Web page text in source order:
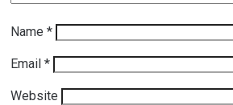
Name *
Email *
Website